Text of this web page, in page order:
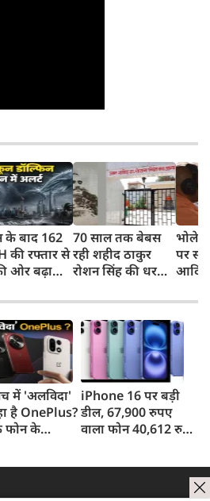
के बाद 162
की रफ्तार से
ओर बढ़ा
बंदरगाह,
उड़ानें रद्द
70 साल तक बेबस
रही शहीद ठाकुर
रोशन सिंह की धरती,
मिटा दिया तीन
पीढ़ियों का दर्द
पर
में 'अलविदा'
है OnePlus?
के
अपडेट
iPhone 16 पर बड़ी
डील, 67,900 रुपए
वाला फोन 40,612 रुपए
मिलेगा डिस्काउंट